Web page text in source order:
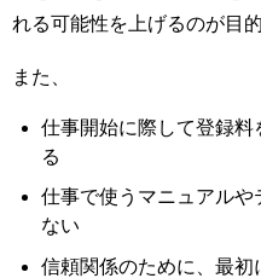
れる可能性を上げるのが目的
また、
仕事開始に際して登録
る
仕事で使うマニュアルや
ない
信頼関係のために、最初